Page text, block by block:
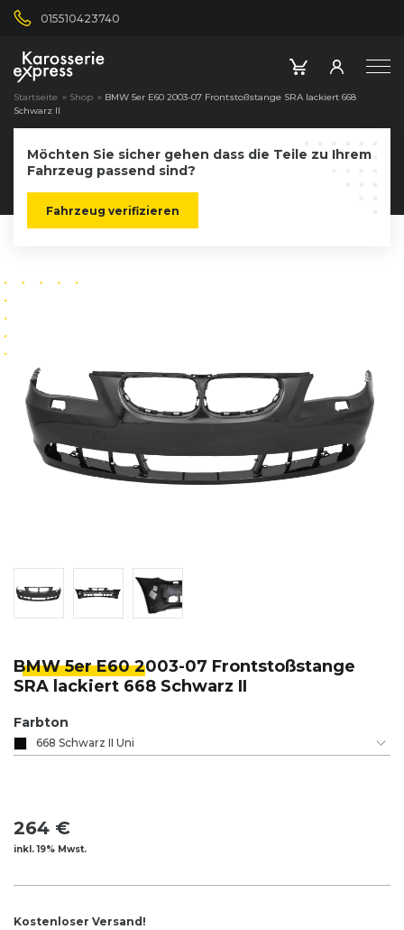
015510423740
Startseite » Shop » BMW 5er E60 2003-07 Frontstoßstange SRA lackiert 668
Schwarz II
Möchten Sie sicher gehen dass die Teile zu Ihrem
Fahrzeug passend sind?
Fahrzeug verifizieren
BMW 5er E60 2003-07 Frontstoßstange
SRA lackiert 668 Schwarz II
Farbton
668 Schwarz II Uni
264 €
inkl. 19% Mwst.
Kostenloser Versand!